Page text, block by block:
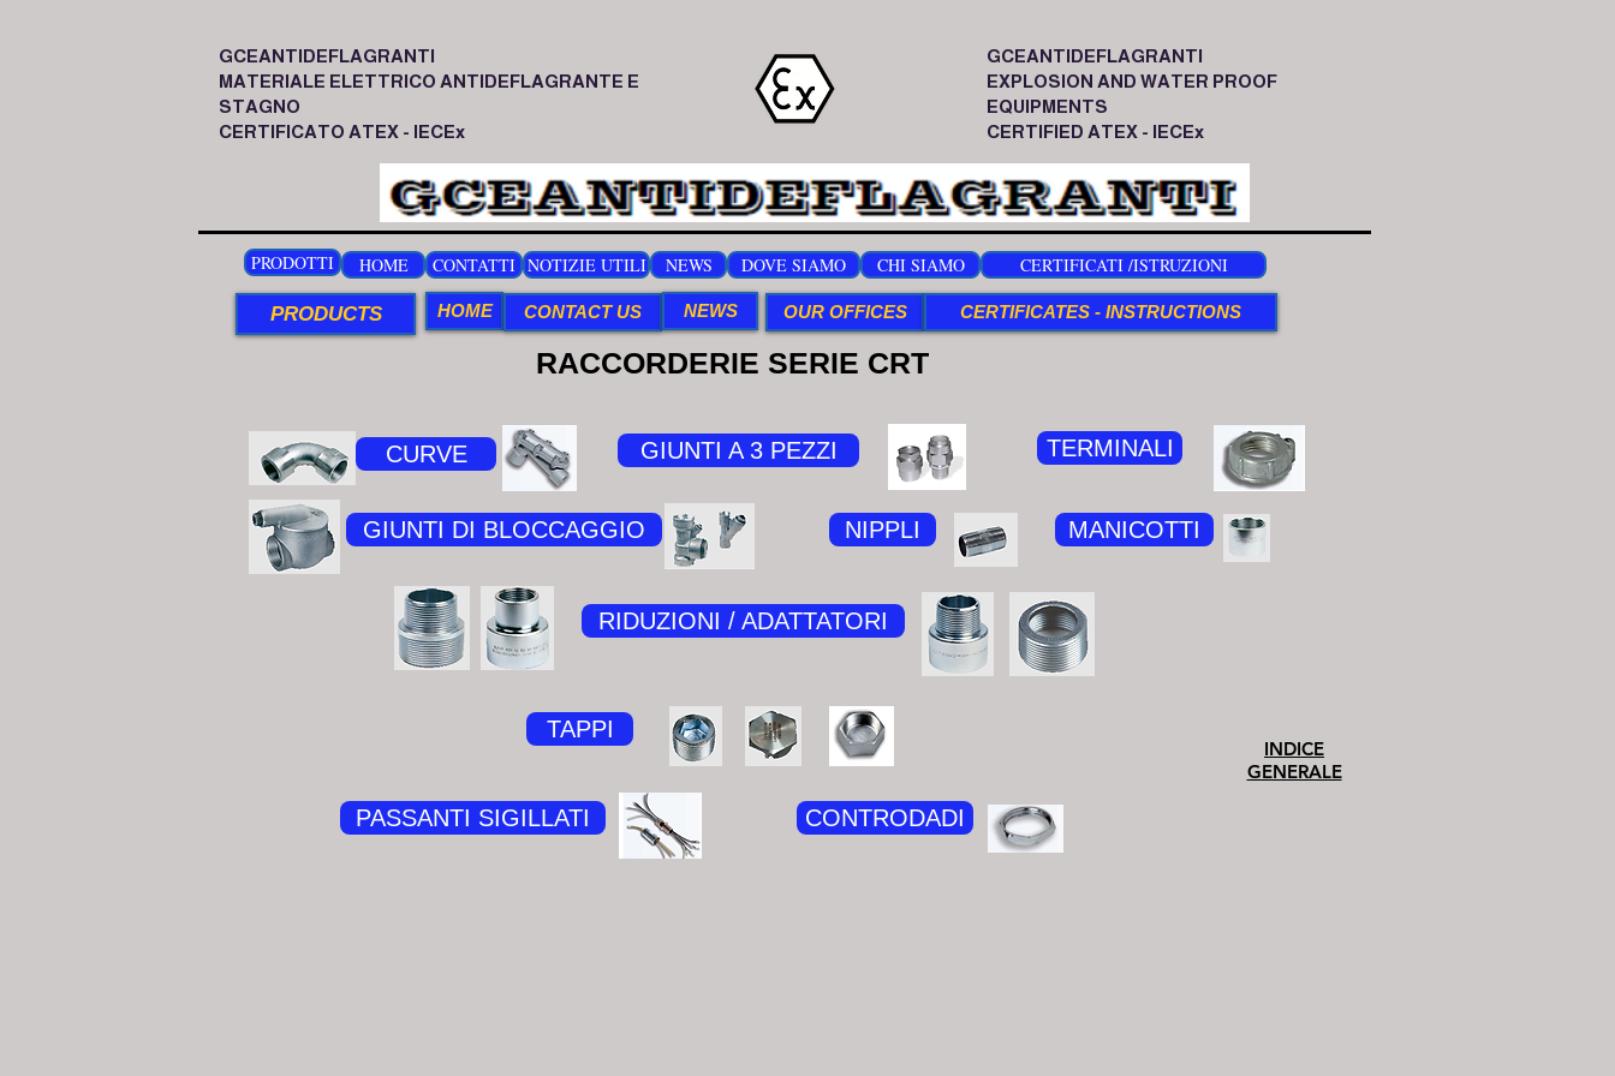
GCEANTIDEFLAGRANTI
MATERIALE ELETTRICO ANTIDEFLAGRANTE E
STAGNO
CERTIFICATO ATEX - IECEx
GCEANTIDEFLAGRANTI
EXPLOSION AND WATER PROOF
EQUIPMENTS
CERTIFIED ATEX - IECEx
PRODOTTI HOME
PRODUCTS
CONTATTI NOTIZIE UTILI NEWS DOVE SIAMO CHI SIAMO CERTIFICATI /ISTRUZIONI
HOME CONTACT US NEWS OUR OFFICES CERTIFICATES - INSTRUCTIONS
RACCORDERIE SERIE CRT
CURVE GIUNTI A 3 PEZZI
GIUNTI DI BLOCCAGGIO NIPPLI
TERMINALI
MANICOTTI
RIDUZIONI / ADATTATORI
TAPPI
PASSANTI SIGILLATI CONTRODADI
INDICE
GENERALE